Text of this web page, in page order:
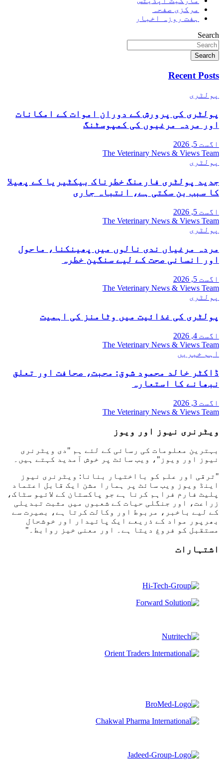
مرکزی صفحہ
ہفت روزہ اخبار
Search
Search
Recent Posts
پولٹری
پولٹری کی پرورش کے دوران اموات کے امکانات
اور مردہ مرغیوں کی کمپوسٹنگ
اگست 5, 2026
The Veterinary News & Views Team
پولٹری
جدید پولٹری فارمنگ خطرناک بیکٹیریا کے پھیلا
کا سبب بن سکتی ہے، انتباہ جاری
اگست 5, 2026
The Veterinary News & Views Team
پولٹری
مردہ مرغیاں ندی نالوں میں پھینکنا، ماحول
اور انسانی صحت کے لیے سنگین خطرہ
اگست 5, 2026
The Veterinary News & Views Team
پولٹری
پولٹری کی غذائیت میں وٹامنز کی اہمیت
اگست 4, 2026
The Veterinary News & Views Team
اہم خبریں
ڈاکٹر خالد محمود شوق: محبت، صحافت اور تعلق
نبھانے کا استعارہ
اگست 3, 2026
The Veterinary News & Views Team
ویٹرنری نیوز اور ویوز
بہترین معلومات کی رسائی کے لئے ہم "دی ویٹرنری
نیوز اور ویوز"، ویب سائٹ پر خوش آمدید کہتے ہیں۔
"ترقی اور علم کو بااختیار بنانا: ویٹرنری نیوز
اینڈ ویوز ویب سائٹ پر ہمارا مشن ایک قابل اعتماد
پلیٹ فارم فراہم کرنا ہے جو پاکستان کے لائیو سٹاک،
زراعت، اور جنگلی حیات کے شعبوں میں مثبت تبدیلی
کے لیے باخبر، مربوط اور وکالت کرتا ہے، بصیرت سے
بھرپور مواد کے ذریعے ایک پائیدار اور خوشحال
مستقبل کو فروغ دیتا ہے۔ اور معنی خیز روابط۔"
اشتہارات